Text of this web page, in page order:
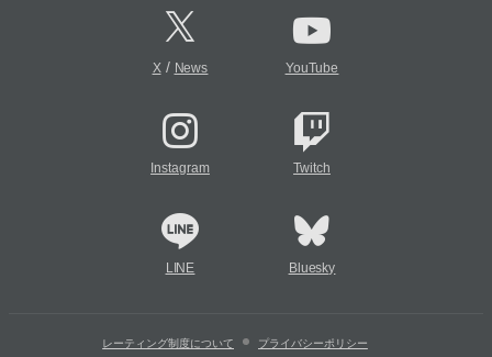
X/ News YouTube
Instagram Twitch
LINE Bluesky
レーティング制度について プライバシーポリシー